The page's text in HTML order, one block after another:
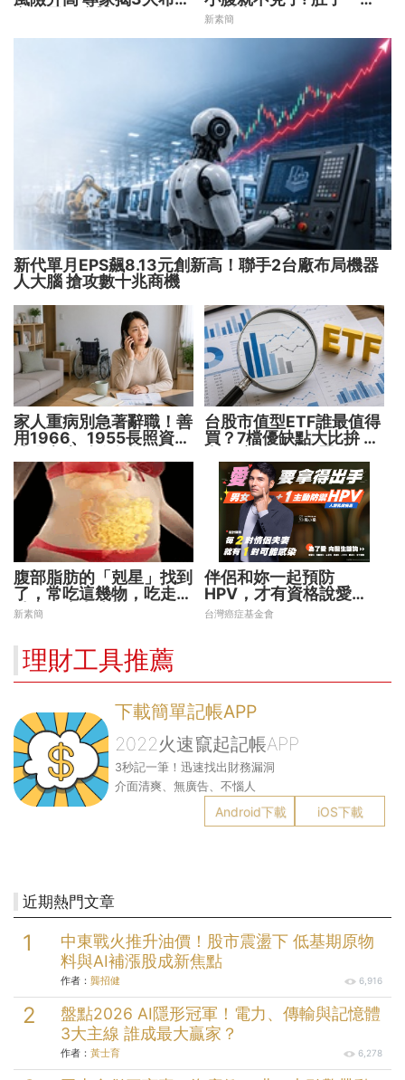
天變小！
新素簡
新代單月EPS飆8.13元創新高！聯手2台廠布局機器
人大腦 搶攻數十兆商機
家人重病別急著辭職！善
用1966、1955長照資源
台股市值型ETF誰最值得
買？7檔優缺點大比拚 找
腹部脂肪的「剋星」找到
了，常吃這幾物，吃走大
肚囊，瘦出小蠻腰
新素簡
伴侶和妳一起預防
HPV，才有資格說愛
妳！
台灣癌症基金會
理財工具推薦
下載簡單記帳APP
2022火速竄起記帳APP
3秒記一筆！迅速找出財務漏洞
介面清爽、無廣告、不惱人
Android下載 iOS下載
近期熱門文章
中東戰火推升油價！股市震盪下 低基期原物
料與AI補漲股成新焦點
作者： 龔招健 6,916
盤點2026 AI隱形冠軍！電力、傳輸與記憶體
3大主線 誰成最大贏家？
作者： 黃士育 6,278